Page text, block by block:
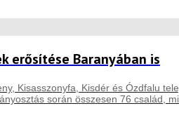
erősítése Baranyában is
Kisasszonyfa, Kisdér és Ózdfalu
során összesen 76 család,